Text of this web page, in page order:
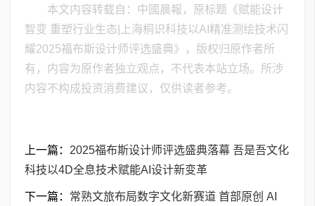
本文内容转载自：中國晨報，原标题《赋能设计
智变 重塑行业生态|上海桐识科技以AI精准测绘技术闪
耀2025福布斯设计师评选盛典》，版权归原作者所
有，内容为原作者独立观点，不代表本站立场。所涉
内容不构成投资消费建议，仅供读者参考。
上一篇： 2025福布斯设计师评选盛典落幕 吾是吾文化
科技以4D全息技术赋能AI设计新变革
下一篇： 常熟文旅布局数字文化新赛道 首部原创 AI